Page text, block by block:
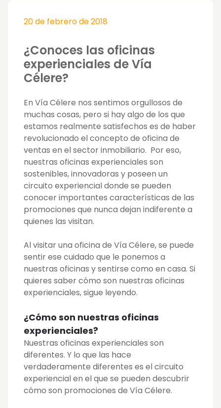
20 de febrero de 2018
¿Conoces las oficinas
experienciales de Vía
Célere?
En Vía Célere nos sentimos orgullosos de
muchas cosas, pero si hay algo de los que
estamos realmente satisfechos es de haber
revolucionado el concepto de oficina de
ventas en el sector inmobiliario. Por eso,
nuestras oficinas experienciales son
sostenibles, innovadoras y poseen un
circuito experiencial donde se pueden
conocer importantes características de las
promociones que nunca dejan indiferente a
quienes las visitan.
Al visitar una oficina de Vía Célere, se puede
sentir ese cuidado que le ponemos a
nuestras oficinas y sentirse como en casa. Si
quieres saber cómo son nuestras oficinas
experienciales, sigue leyendo.
¿Cómo son nuestras oficinas
experienciales?
Nuestras oficinas experienciales son
diferentes. Y lo que las hace
verdaderamente diferentes es el circuito
experiencial en el que se pueden descubrir
cómo son promociones de Vía Célere.